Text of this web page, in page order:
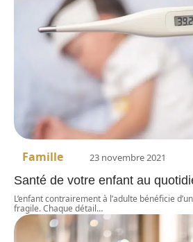
Famille 23 novembre 2021
Santé de votre enfant au
L’enfant contrairement à l’adulte bénéficie
fragile. Chaque détail…